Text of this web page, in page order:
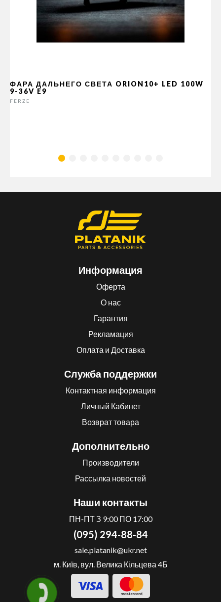
ФАРА ДАЛЬНЕГО СВЕТА ORION10+ LED 100W
9-36V E9
FERZE
Информация
Оферта
О нас
Гарантия
Рекламация
Оплата и Доставка
Служба поддержки
Контактная информация
Личный Кабинет
Возврат товара
Дополнительно
Производители
Рассылка новостей
Наши контакты
ПН-ПТ З 9:00 ПО 17:00
(095) 294-88-84
sale.platanik@ukr.net
м. Київ, вул. Велика Кільцева 4Б